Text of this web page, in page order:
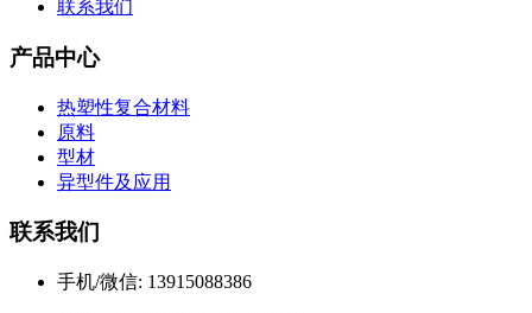
联系我们
产品中心
热塑性复合材料
原料
型材
异型件及应用
联系我们
手机/微信: 13915088386